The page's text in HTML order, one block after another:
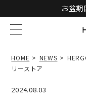
お盆
HOME NEWS
リーストア
2024.08.03